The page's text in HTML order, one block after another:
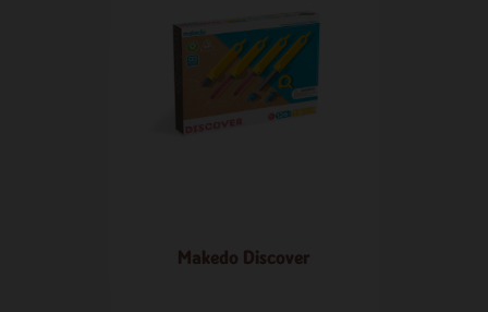
Makedo Discover